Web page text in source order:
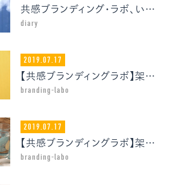
共感ブランディング・ラボ、いよいよ始動
diary
2019.07.17
【共感ブランディングラボ】架空ECサイトのブランディング体験 vol.1-4
branding-labo
2019.07.17
【共感ブランディングラボ】架空ECサイトのブランディング体験 vol.1-2
branding-labo